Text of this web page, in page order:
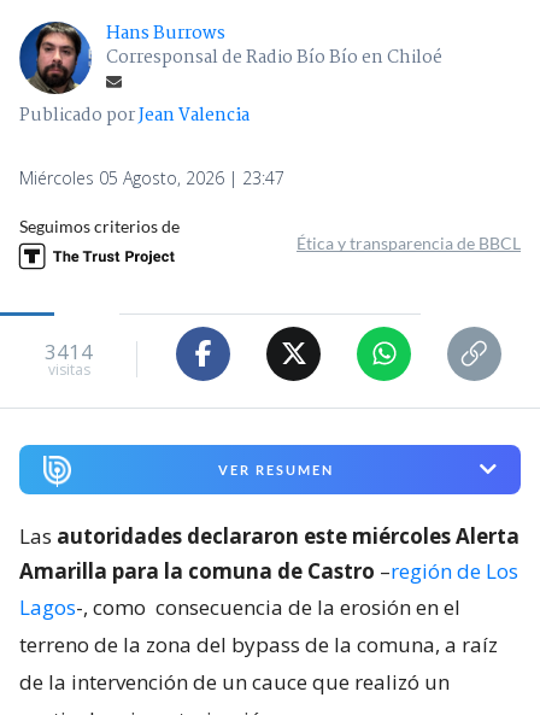
Hans Burrows
Corresponsal de Radio Bío Bío en Chiloé
Publicado porJean Valencia
Miércoles 05 Agosto, 2026 | 23:47
Seguimos criterios de
Ética y transparencia de BBCL
3414
visitas
VER RESUMEN
Las autoridades declararon este miércoles Alerta
Amarilla para la comuna de Castro –región de Los
Lagos-, como consecuencia de la erosión en el
terreno de la zona del bypass de la comuna, a raíz
de la intervención de un cauce que realizó un